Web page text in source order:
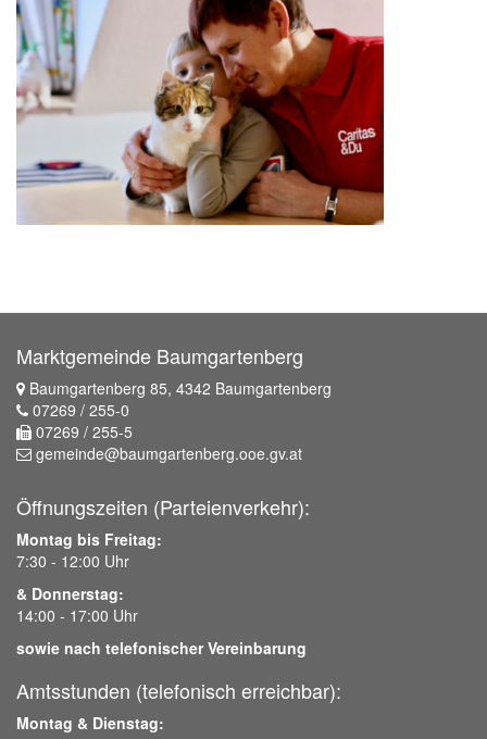
Marktgemeinde Baumgartenberg
Baumgartenberg 85, 4342 Baumgartenberg
07269 / 255-0
07269 / 255-5
gemeinde@baumgartenberg.ooe.gv.at
Öffnungszeiten (Parteienverkehr):
Montag bis Freitag:
7:30 - 12:00 Uhr
& Donnerstag:
14:00 - 17:00 Uhr
sowie nach telefonischer Vereinbarung
Amtsstunden (telefonisch erreichbar):
Montag & Dienstag: